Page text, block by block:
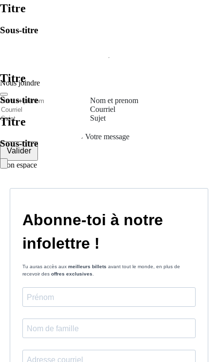
Titre
Sous-titre
Titre
Sous-titre
Titre
Sous-titre
Nous joindre
Nom et prenom
Courriel
Sujet
Votre message
Valider
Mon espace
Mot de passe
Connexion
Créer un compte
Nom
Courriel
des minuscules,
des majuscules,
avoir au moins 8 caractères
Mot de passe